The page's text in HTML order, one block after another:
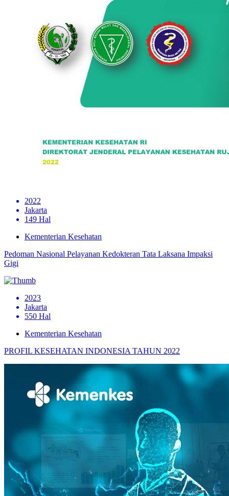
2022
Jakarta
149 Hal
Kementerian Kesehatan
Pedoman Nasional Pelayanan Kedokteran Tata Laksana Impaksi
Gigi
2023
Jakarta
550 Hal
Kementerian Kesehatan
PROFIL KESEHATAN INDONESIA TAHUN 2022